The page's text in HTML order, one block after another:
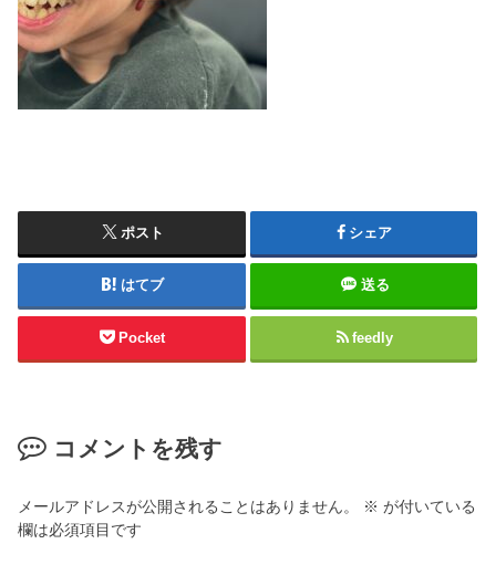
ポスト シェア
はてブ 送る
Pocket feedly
コメントを残す
メールアドレスが公開されることはありません。 ※ が付いている
欄は必須項目です